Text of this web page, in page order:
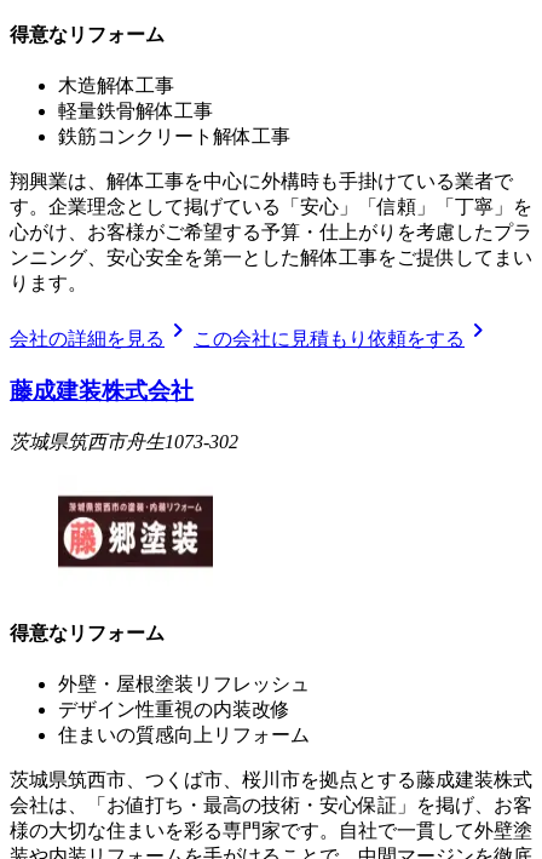
得意なリフォーム
木造解体工事
軽量鉄骨解体工事
鉄筋コンクリート解体工事
翔興業は、解体工事を中心に外構時も手掛けている業者で
す。企業理念として掲げている「安心」「信頼」「丁寧」を
心がけ、お客様がご希望する予算・仕上がりを考慮したプラ
ンニング、安心安全を第一とした解体工事をご提供してまい
ります。
会社の詳細を見る chevron_right この会社に見積もり依頼をする chevron_right
藤成建装株式会社
茨城県筑西市舟生1073-302
得意なリフォーム
外壁・屋根塗装リフレッシュ
デザイン性重視の内装改修
住まいの質感向上リフォーム
茨城県筑西市、つくば市、桜川市を拠点とする藤成建装株式
会社は、「お値打ち・最高の技術・安心保証」を掲げ、お客
様の大切な住まいを彩る専門家です。自社で一貫して外壁塗